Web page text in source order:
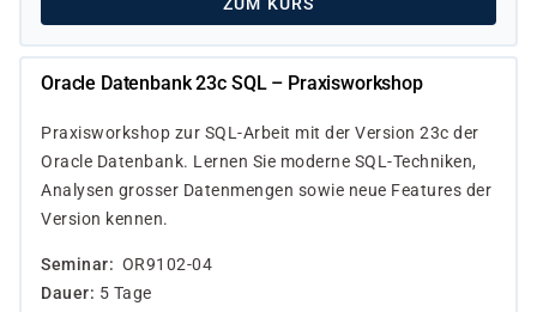
Oracle Datenbank 23c SQL – Praxisworkshop
Praxisworkshop zur SQL-Arbeit mit der Version 23c der
Oracle Datenbank. Lernen Sie moderne SQL-Techniken,
Analysen grosser Datenmengen sowie neue Features der
Version kennen.
Seminar
OR9102-04
Dauer
5 Tage